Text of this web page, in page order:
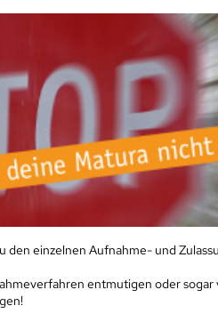
den einzelnen Aufnahme- und
entmutigen oder sogar